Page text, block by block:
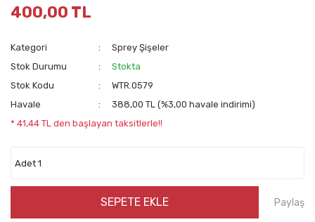
400,00 TL
Kategori
Sprey Şişeler
Stok Durumu
Stokta
Stok Kodu
WTR.0579
Havale
388,00 TL (%3,00 havale indirimi)
* 41,44 TL den başlayan taksitlerle!!
SEPETE EKLE Paylaş